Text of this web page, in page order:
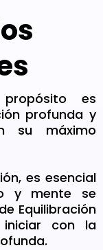
propósito es
profunda y
su máximo
es esencial
y mente se
Equilibración
iniciar con la